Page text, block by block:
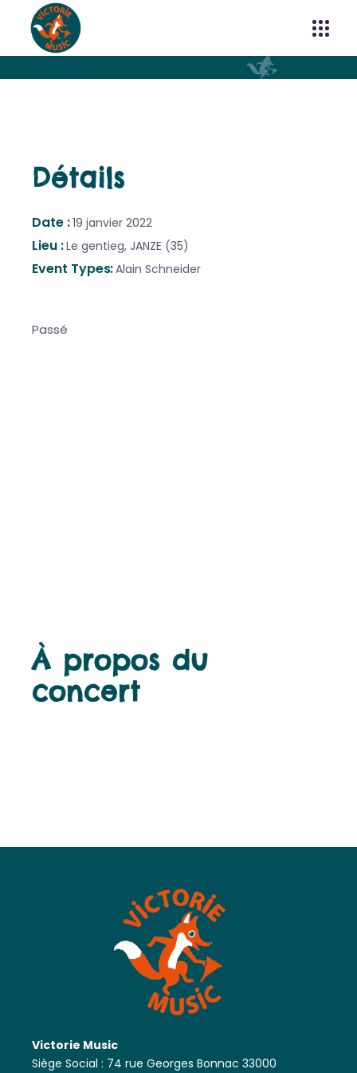
Détails
Date 19 janvier 2022
Lieu Le gentieg, JANZE (35)
Event Types Alain Schneider
Passé
À propos du
concert
Victorie Music
Siège Social : 74 rue Georges Bonnac 33000